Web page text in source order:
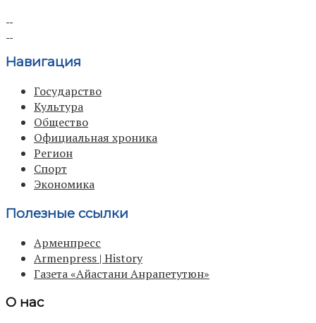
Навигация
Государство
Культура
Общество
Официальная хроника
Регион
Спорт
Экономика
Полезные ссылки
Арменпресс
Armenpress | History
Газета «Айастани Анрапетутюн»
О нас